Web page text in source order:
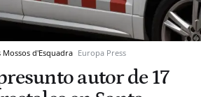
d'Esquadra Europa Press
autor de 17